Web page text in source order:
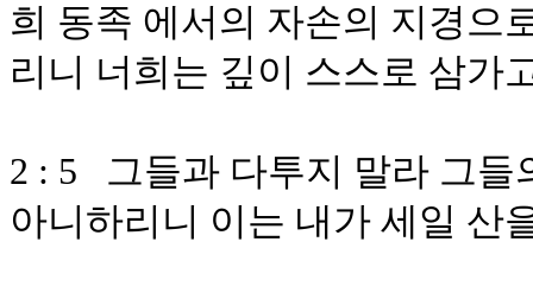
희 동족 에서의 자손의 지경으
리니 너희는 깊이 스스로 삼가
2 : 5 그들과 다투지 말라 그들
아니하리니 이는 내가 세일 산